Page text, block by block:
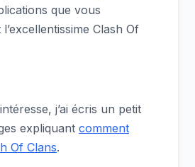
que vous
Clash Of
j’ai écris un petit
expliquant comment
Of Clans.